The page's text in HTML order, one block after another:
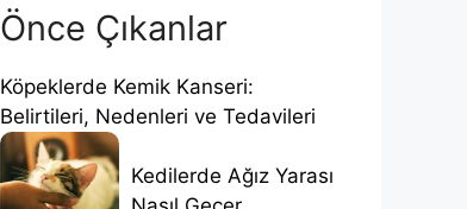
Önce Çıkanlar
Köpeklerde Kemik Kanseri:
Belirtileri, Nedenleri ve Tedavileri
Kedilerde Ağız Yarası